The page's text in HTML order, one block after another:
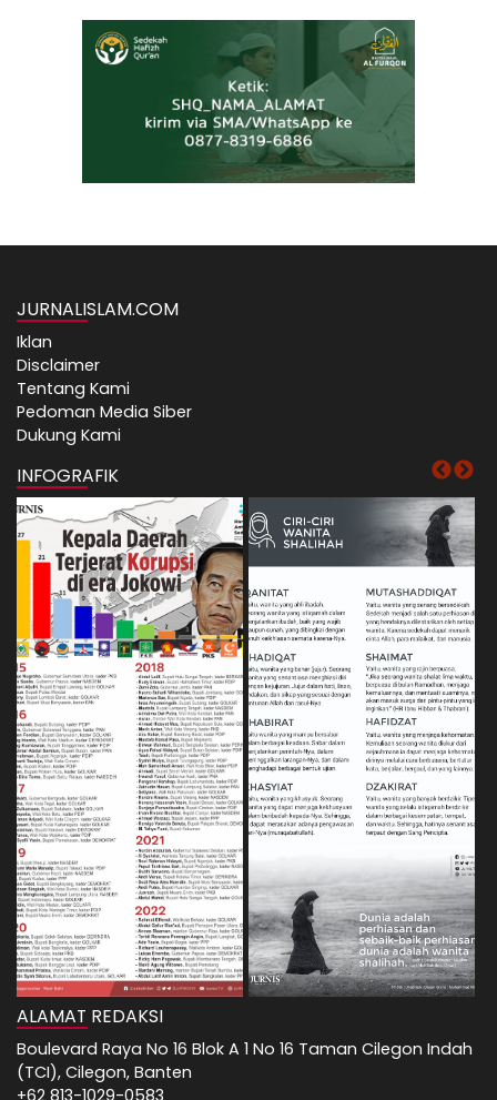
JURNALISLAM.COM
Iklan
Disclaimer
Tentang Kami
Pedoman Media Siber
Dukung Kami
INFOGRAFIK
ALAMAT REDAKSI
Boulevard Raya No 16 Blok A 1 No 16 Taman Cilegon Indah
(TCI), Cilegon, Banten